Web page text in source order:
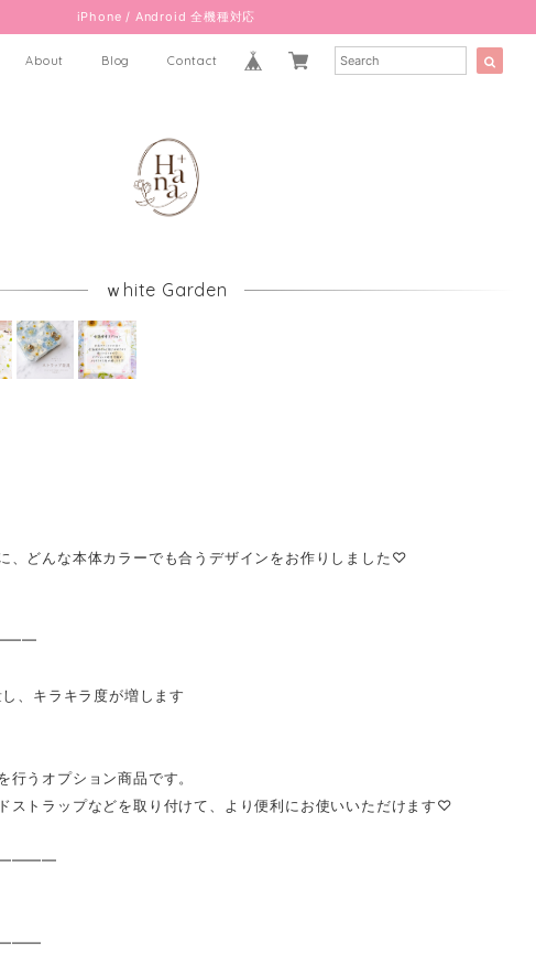
iPhone / Android 全機種対応
About Blog Contact
ｗhite Garden
、どんな本体カラーでも合うデザインをお作りしました♡
、キラキラ度が増します
行うオプション商品です。
ストラップなどを取り付けて、より便利にお使いいただけます♡
━━━━